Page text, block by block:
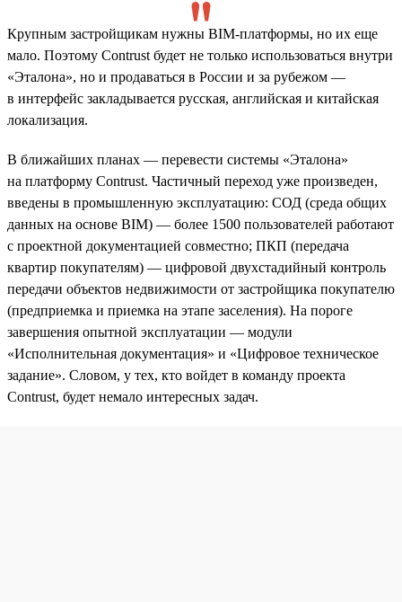
Крупным застройщикам нужны BIM-платформы, но их еще
мало. Поэтому Contrust будет не только использоваться внутри
«Эталона», но и продаваться в России и за рубежом —
в интерфейс закладывается русская, английская и китайская
локализация.
В ближайших планах — перевести системы «Эталона»
на платформу Contrust. Частичный переход уже произведен,
введены в промышленную эксплуатацию: СОД (среда общих
данных на основе BIM) — более 1500 пользователей работают
с проектной документацией совместно; ПКП (передача
квартир покупателям) — цифровой двухстадийный контроль
передачи объектов недвижимости от застройщика покупателю
(предприемка и приемка на этапе заселения). На пороге
завершения опытной эксплуатации — модули
«Исполнительная документация» и «Цифровое техническое
задание». Словом, у тех, кто войдет в команду проекта
Contrust, будет немало интересных задач.